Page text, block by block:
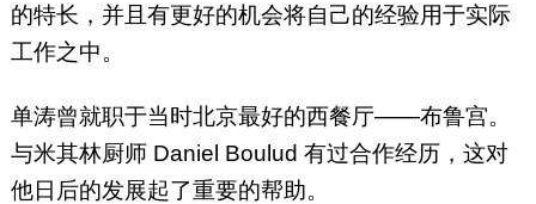
的特长，并且有更好的机会将自己的经验用于实际
工作之中。
单涛曾就职于当时北京最好的西餐厅——布鲁宫。
与米其林厨师 Daniel Boulud 有过合作经历，这对
他日后的发展起了重要的帮助。